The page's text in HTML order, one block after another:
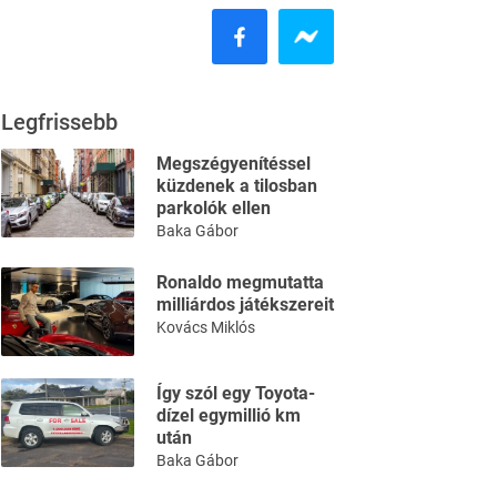
Legfrissebb
Megszégyenítéssel
küzdenek a tilosban
parkolók ellen
Baka Gábor
Ronaldo megmutatta
milliárdos játékszereit
Kovács Miklós
Így szól egy Toyota-
dízel egymillió km
után
Baka Gábor